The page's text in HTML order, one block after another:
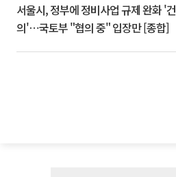
서울시, 정부에 정비사업 규제 완화 '건
의'⋯국토부 "협의 중" 입장만 [종합]